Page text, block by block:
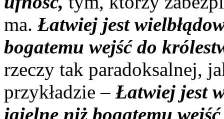
ma. Łatwiej jest
bogatemu wejść do
rzeczy tak paradoksalnej,
przykładzie – Łatwiej jest
igielne niż bogatemu